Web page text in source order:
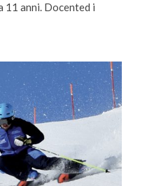
11 anni. Docented i